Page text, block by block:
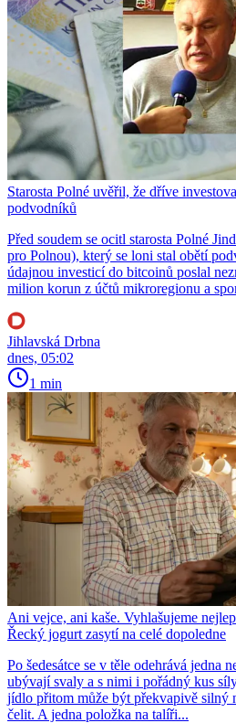
Starosta Polné uvěřil, že dříve
podvodníků
Před soudem se ocitl starosta Polné
pro Polnou), který se loni stal obětí
údajnou investicí do bitcoinů poslal
milion korun z účtů mikroregionu a
Jihlavská Drbna
dnes, 05:02
1 min
Ani vejce, ani kaše. Vyhlašujeme
Řecký jogurt zasytí na celé dopoledne
Po šedesátce se v těle odehrává jedna
ubývají svaly a s nimi i pořádný kus
jídlo přitom může být překvapivě silný
čelit. A jedna položka na talíři...